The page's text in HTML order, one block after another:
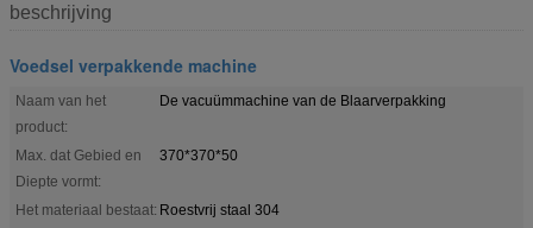
beschrijving
Voedsel verpakkende machine
Naam van het
product:
De vacuümmachine van de Blaarverpakking
Max. dat Gebied en
Diepte vormt:
370*370*50
Het materiaal bestaat: Roestvrij staal 304